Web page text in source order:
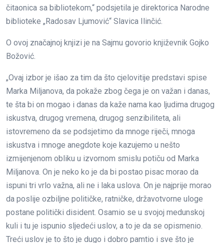
čitaonica sa bibliotekom,“ podsjetila je direktorica Narodne
biblioteke „Radosav Ljumović“ Slavica Ilinčić.
O ovoj značajnoj knjizi je na Sajmu govorio književnik Gojko
Božović.
„Ovaj izbor je išao za tim da što cjelovitije predstavi spise
Marka Miljanova, da pokaže zbog čega je on važan i danas,
te šta bi on mogao i danas da kaže nama kao ljudima drugog
iskustva, drugog vremena, drugog senzibiliteta, ali
istovremeno da se podsjetimo da mnoge riječi, mnoga
iskustva i mnoge anegdote koje kazujemo u nešto
izmijenjenom obliku u izvornom smislu potiču od Marka
Miljanova. On je neko ko je da bi postao pisac morao da
ispuni tri vrlo važna, ali ne i laka uslova. On je najprije morao
da poslije ozbiljne političke, ratničke, državotvorne uloge
postane politički disident. Osamio se u svojoj medunskoj
kuli i tu je ispunio sljedeći uslov, a to je da se opismenio.
Treći uslov je to što je dugo i dobro pamtio i sve što je